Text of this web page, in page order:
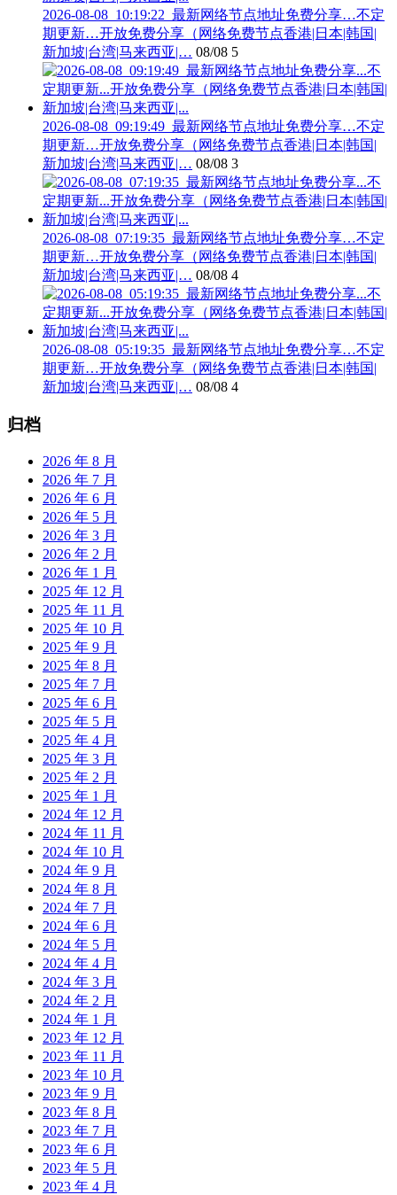
2026-08-08_10:19:22_最新网络节点地址免费分享…不定
期更新…开放免费分享（网络免费节点香港|日本|韩国|
新加坡|台湾|马来西亚|… 08/08 5
2026-08-08_09:19:49_最新网络节点地址免费分享…不定
期更新…开放免费分享（网络免费节点香港|日本|韩国|
新加坡|台湾|马来西亚|… 08/08 3
2026-08-08_07:19:35_最新网络节点地址免费分享…不定
期更新…开放免费分享（网络免费节点香港|日本|韩国|
新加坡|台湾|马来西亚|… 08/08 4
2026-08-08_05:19:35_最新网络节点地址免费分享…不定
期更新…开放免费分享（网络免费节点香港|日本|韩国|
新加坡|台湾|马来西亚|… 08/08 4
归档
2026 年 8 月
2026 年 7 月
2026 年 6 月
2026 年 5 月
2026 年 3 月
2026 年 2 月
2026 年 1 月
2025 年 12 月
2025 年 11 月
2025 年 10 月
2025 年 9 月
2025 年 8 月
2025 年 7 月
2025 年 6 月
2025 年 5 月
2025 年 4 月
2025 年 3 月
2025 年 2 月
2025 年 1 月
2024 年 12 月
2024 年 11 月
2024 年 10 月
2024 年 9 月
2024 年 8 月
2024 年 7 月
2024 年 6 月
2024 年 5 月
2024 年 4 月
2024 年 3 月
2024 年 2 月
2024 年 1 月
2023 年 12 月
2023 年 11 月
2023 年 10 月
2023 年 9 月
2023 年 8 月
2023 年 7 月
2023 年 6 月
2023 年 5 月
2023 年 4 月